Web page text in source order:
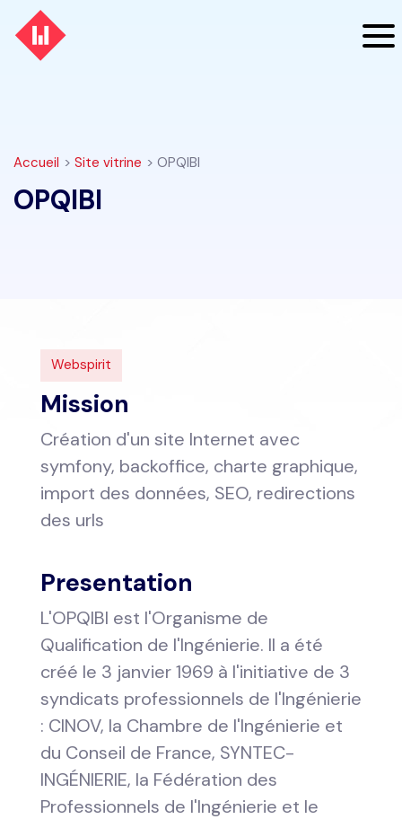
Accueil > Site vitrine > OPQIBI
OPQIBI
Webspirit
Mission
Création d'un site Internet avec
symfony, backoffice, charte graphique,
import des données, SEO, redirections
des urls
Presentation
L'OPQIBI est l'Organisme de
Qualification de l'Ingénierie. Il a été
créé le 3 janvier 1969 à l'initiative de 3
syndicats professionnels de l'Ingénierie
: CINOV, la Chambre de l'Ingénierie et
du Conseil de France, SYNTEC-
INGÉNIERIE, la Fédération des
Professionnels de l'Ingénierie et le